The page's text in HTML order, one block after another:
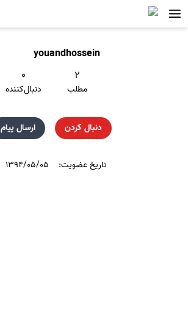
youandhossein
۲
مطلب
۰
دنبال‌کننده
دنبال کردن ارسال پیام
تاریخ عضویت: ۱۳۹۴/۰۵/۰۵